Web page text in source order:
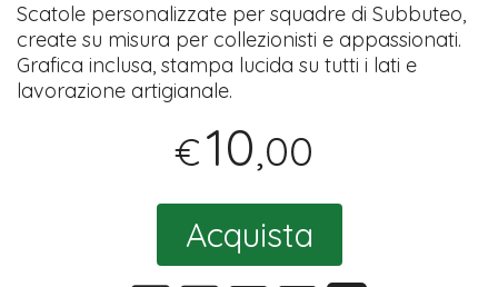
Scatole personalizzate per squadre di Subbuteo,
create su misura per collezionisti e appassionati.
Grafica inclusa, stampa lucida su tutti i lati e
lavorazione artigianale.
€10,00
Acquista